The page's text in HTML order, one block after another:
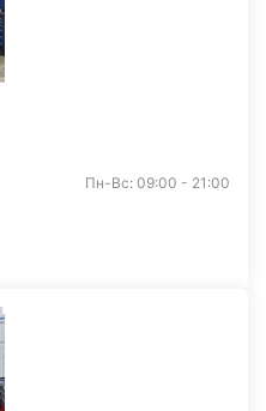
Пн-Вс: 09:00 - 21:00